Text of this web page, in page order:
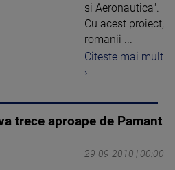
si Aeronautica".
Cu acest proiect,
romanii ...
Citeste mai mult
›
trece aproape de Pamant
29-09-2010 | 00:00